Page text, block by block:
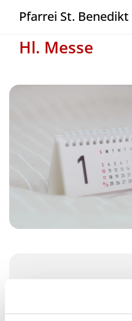
Pfarrei St. Benedikt
Hl. Messe
Mittwoch, 22.